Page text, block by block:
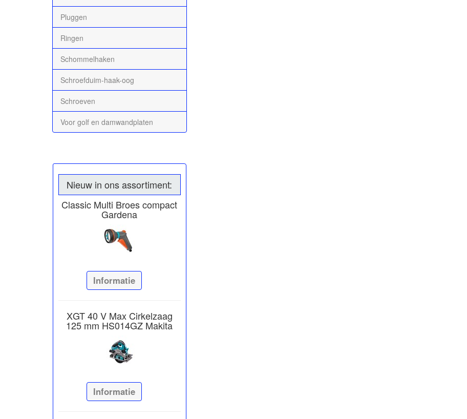
Pluggen
Ringen
Schommelhaken
Schroefduim-haak-oog
Schroeven
Voor golf en damwandplaten
Nieuw in ons assortiment:
Classic Multi Broes compact
Gardena
Informatie
XGT 40 V Max Cirkelzaag
125 mm HS014GZ Makita
Informatie